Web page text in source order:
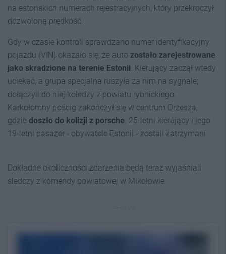
na estońskich numerach rejestracyjnych, który przekroczył
dozwoloną prędkość.
Gdy w czasie kontroli sprawdzano numer identyfikacyjny
pojazdu (VIN) okazało się, że auto zostało zarejestrowane
jako skradzione na terenie Estonii. Kierujący zaczął wtedy
uciekać, a grupa specjalna ruszyła za nim na sygnale;
dołączyli do niej koledzy z powiatu rybnickiego.
Karkołomny pościg zakończył się w centrum Orzesza,
gdzie doszło do kolizji z porsche. 25-letni kierujący i jego
19-letni pasażer - obywatele Estonii - zostali zatrzymani.
Dokładne okoliczności zdarzenia będą teraz wyjaśniali
śledczy z komendy powiatowej w Mikołowie.